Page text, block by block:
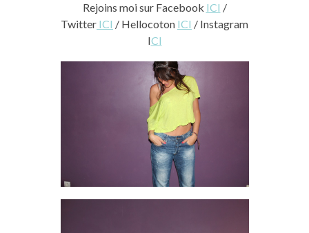
Rejoins moi sur Facebook ICI /
Twitter ICI / Hellocoton ICI / Instagram
ICI